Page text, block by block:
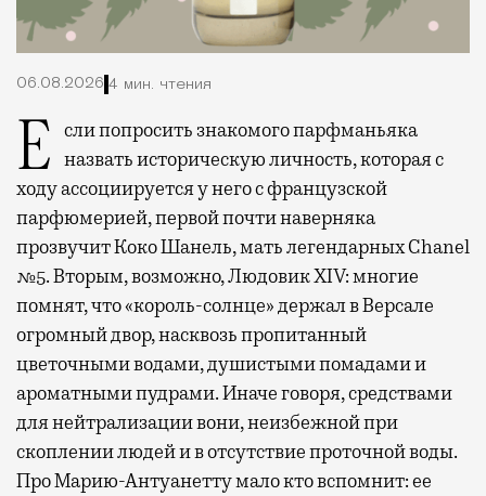
06.08.2026 4 мин. чтения
Если попросить знакомого парфманьяка назвать историческую личность, которая с
ходу ассоциируется у него с французской
парфюмерией, первой почти наверняка
прозвучит Коко Шанель, мать легендарных Chanel
№5. Вторым, возможно, Людовик XIV: многие
помнят, что «король-солнце» держал в Версале
огромный двор, насквозь пропитанный
цветочными водами, душистыми помадами и
ароматными пудрами. Иначе говоря, средствами
для нейтрализации вони, неизбежной при
скоплении людей и в отсутствие проточной воды.
Про Марию-Антуанетту мало кто вспомнит: ее